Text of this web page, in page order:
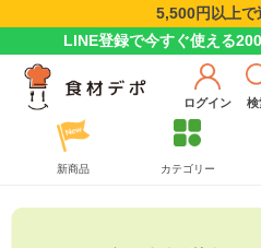
5,500円以上で
LINE登録で今すぐ使える
ログイン 検
新商品 カテゴリー